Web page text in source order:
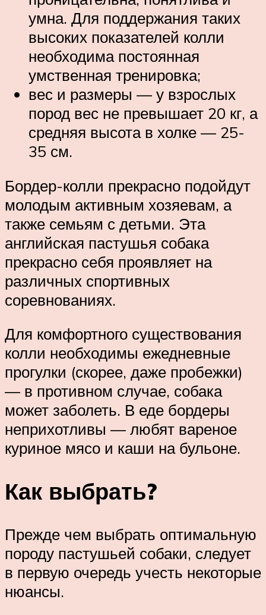
умна. Для поддержания таких
высоких показателей колли
необходима постоянная
умственная тренировка;
вес и размеры — у взрослых
пород вес не превышает 20 кг, а
средняя высота в холке — 25-
35 см.
Бордер-колли прекрасно подойдут
молодым активным хозяевам, а
также семьям с детьми. Эта
английская пастушья собака
прекрасно себя проявляет на
различных спортивных
соревнованиях.
Для комфортного существования
колли необходимы ежедневные
прогулки (скорее, даже пробежки)
— в противном случае, собака
может заболеть. В еде бордеры
неприхотливы — любят вареное
куриное мясо и каши на бульоне.
Как выбрать?
Прежде чем выбрать оптимальную
породу пастушьей собаки, следует
в первую очередь учесть некоторые
нюансы.